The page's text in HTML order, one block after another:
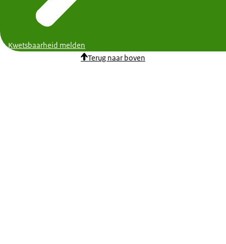
Kwetsbaarheid melden
Terug naar boven